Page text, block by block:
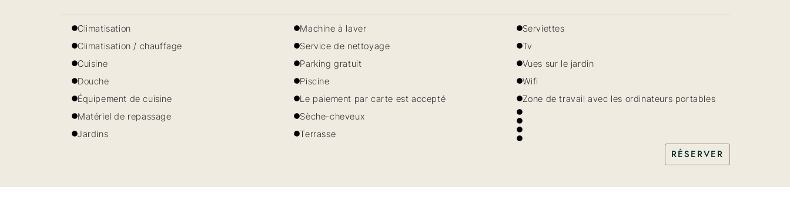
Climatisation
Climatisation / chauffage
Cuisine
Douche
Équipement de cuisine
Matériel de repassage
Jardins
Machine à laver
Service de nettoyage
Parking gratuit
Piscine
Le paiement par carte est accepté
Sèche-cheveux
Terrasse
Serviettes
Tv
Vues sur le jardin
Wifi
Zone de travail avec les ordinateurs portables
RÉSERVER